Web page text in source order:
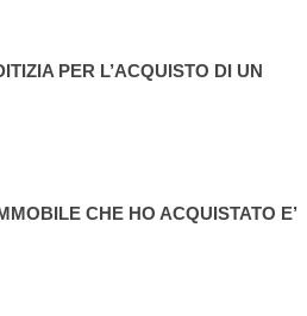
PER L’ACQUISTO DI UN
CHE HO ACQUISTATO E’